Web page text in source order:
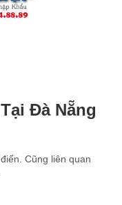
Đà Nẵng
Cũng liên quan